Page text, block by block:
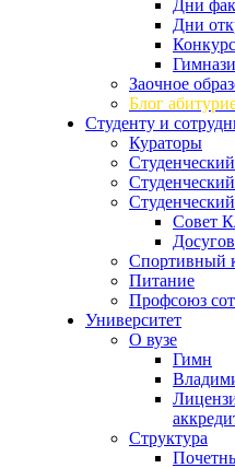
Дни
Дни
Заочное
Блог
Студенту и
Кураторы
Совет
Спортивный
Питание
Профсоюз
Университет
О вузе
Гимн
Структура